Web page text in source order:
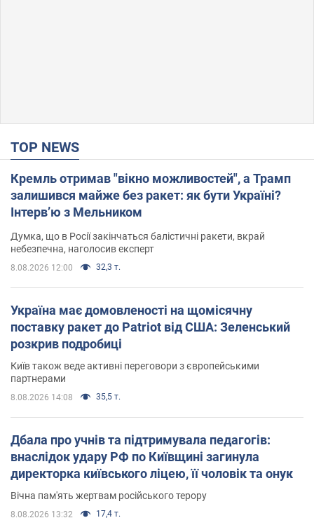
TOP NEWS
Кремль отримав "вікно можливостей", а Трамп
залишився майже без ракет: як бути Україні?
Інтерв’ю з Мельником
Думка, що в Росії закінчаться балістичні ракети, вкрай
небезпечна, наголосив експерт
8.08.2026 12:00 32,3 т.
Україна має домовленості на щомісячну
поставку ракет до Patriot від США: Зеленський
розкрив подробиці
Київ також веде активні переговори з європейськими
партнерами
8.08.2026 14:08 35,5 т.
Дбала про учнів та підтримувала педагогів:
внаслідок удару РФ по Київщині загинула
директорка київського ліцею, її чоловік та онук
Вічна пам'ять жертвам російського терору
8.08.2026 13:32 17,4 т.